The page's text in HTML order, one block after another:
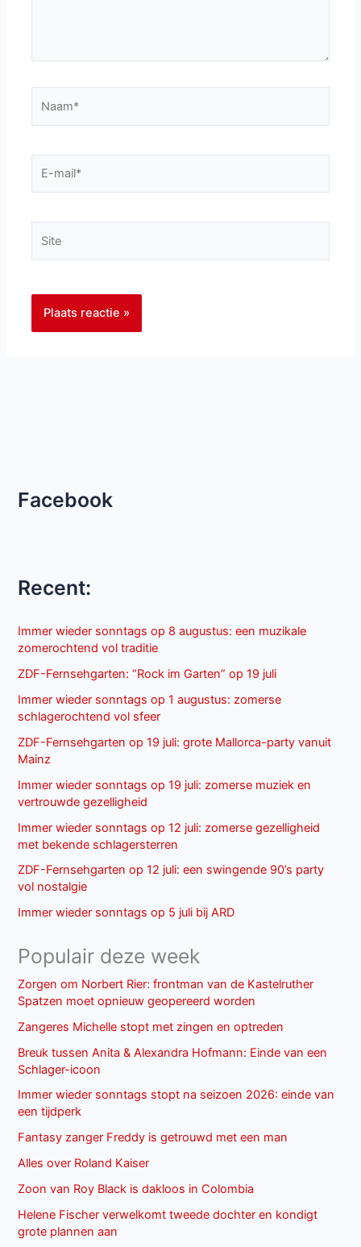
Facebook
Recent:
Immer wieder sonntags op 8 augustus: een muzikale
zomerochtend vol traditie
ZDF-Fernsehgarten: “Rock im Garten” op 19 juli
Immer wieder sonntags op 1 augustus: zomerse
schlagerochtend vol sfeer
ZDF-Fernsehgarten op 19 juli: grote Mallorca-party vanuit
Mainz
Immer wieder sonntags op 19 juli: zomerse muziek en
vertrouwde gezelligheid
Immer wieder sonntags op 12 juli: zomerse gezelligheid
met bekende schlagersterren
ZDF-Fernsehgarten op 12 juli: een swingende 90’s party
vol nostalgie
Immer wieder sonntags op 5 juli bij ARD
Populair deze week
Zorgen om Norbert Rier: frontman van de Kastelruther
Spatzen moet opnieuw geopereerd worden
Zangeres Michelle stopt met zingen en optreden
Breuk tussen Anita & Alexandra Hofmann: Einde van een
Schlager-icoon
Immer wieder sonntags stopt na seizoen 2026: einde van
een tijdperk
Fantasy zanger Freddy is getrouwd met een man
Alles over Roland Kaiser
Zoon van Roy Black is dakloos in Colombia
Helene Fischer verwelkomt tweede dochter en kondigt
grote plannen aan